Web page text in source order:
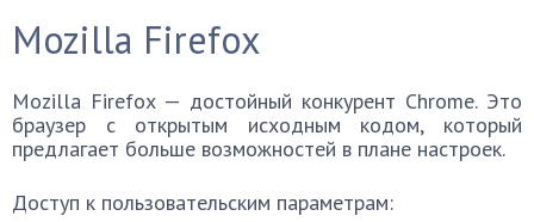
Mozilla Firefox
Mozilla Firefox — достойный конкурент Chrome. Это
браузер с открытым исходным кодом, который
предлагает больше возможностей в плане настроек.
Доступ к пользовательским параметрам: